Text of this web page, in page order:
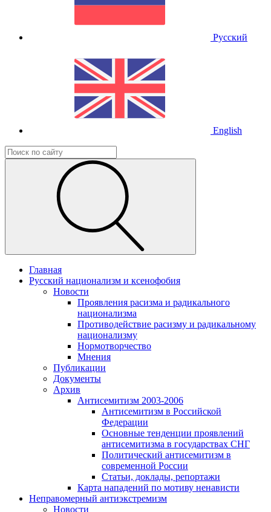
Русский
English
Главная
Русский национализм и ксенофобия
Новости
Проявления расизма и радикального
национализма
Противодействие расизму и радикальному
национализму
Нормотворчество
Мнения
Публикации
Документы
Архив
Антисемитизм 2003-2006
Антисемитизм в Российской
Федерации
Основные тенденции проявлений
антисемитизма в государствах СНГ
Политический антисемитизм в
современной России
Статьи, доклады, репортажи
Карта нападений по мотиву ненависти
Неправомерный антиэкстремизм
Новости